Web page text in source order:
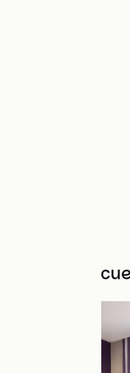
Weitere